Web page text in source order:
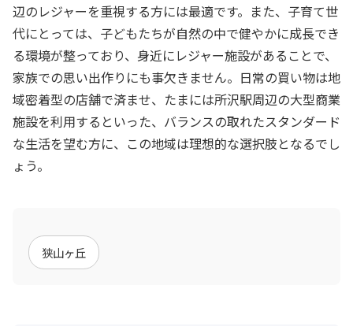
辺のレジャーを重視する方には最適です。また、子育て世
代にとっては、子どもたちが自然の中で健やかに成長でき
る環境が整っており、身近にレジャー施設があることで、
家族での思い出作りにも事欠きません。日常の買い物は地
域密着型の店舗で済ませ、たまには所沢駅周辺の大型商業
施設を利用するといった、バランスの取れたスタンダード
な生活を望む方に、この地域は理想的な選択肢となるでし
ょう。
狭山ヶ丘